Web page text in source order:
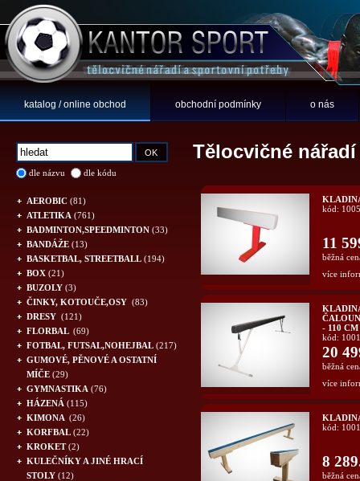
katalog / online obchod obchodní podmínky o nás
dle názvu dle kódu
AEROBIC (81)
ATLETIKA (761)
BADMINTON,SPEEDMINTON (33)
BANDÁŽE (13)
BASKETBAL, STREETBALL (194)
BOX (21)
BUZOLY (3)
ČINKY, KOTOUČE,OSY (83)
DRESY (121)
FLORBAL (69)
FOTBAL, FUTSAL,NOHEJBAL (217)
GUMOVÉ, PĚNOVÉ A OSTATNÍ
MÍČE (29)
GYMNASTIKA (76)
HÁZENÁ (115)
KIMONA (26)
KORFBAL (22)
KROKET(2)
KULEČNÍKY A JINÉ HRACÍ
STOLY (12)
Tělocvičné nářadí
kód:
11
běžná
více
- 110 CM
kód:
20
běžná
více
kód:
8
běžná